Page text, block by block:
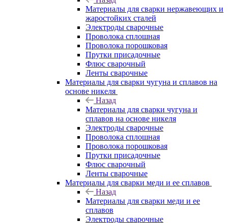
Материалы для сварки нержавеющих и
жаростойких сталей
Электроды сварочные
Проволока сплошная
Проволока порошковая
Прутки присадочные
Флюс сварочный
Ленты сварочные
Материалы для сварки чугуна и сплавов на
основе никеля
Назад
Материалы для сварки чугуна и
сплавов на основе никеля
Электроды сварочные
Проволока сплошная
Проволока порошковая
Прутки присадочные
Флюс сварочный
Ленты сварочные
Материалы для сварки меди и ее сплавов
Назад
Материалы для сварки меди и ее
сплавов
Электроды сварочные